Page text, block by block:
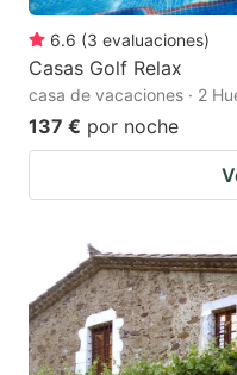
6.6 (3 evaluaciones)
Casas Golf Relax
casa de vacaciones · 2
137 € por noche